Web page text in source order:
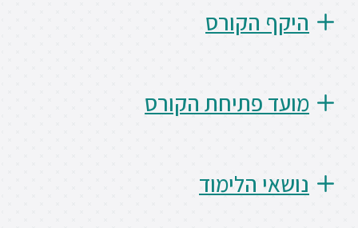
והוראה
משרתי
היקף הקורס
מועד פתיחת הקורס
נושאי הלימוד